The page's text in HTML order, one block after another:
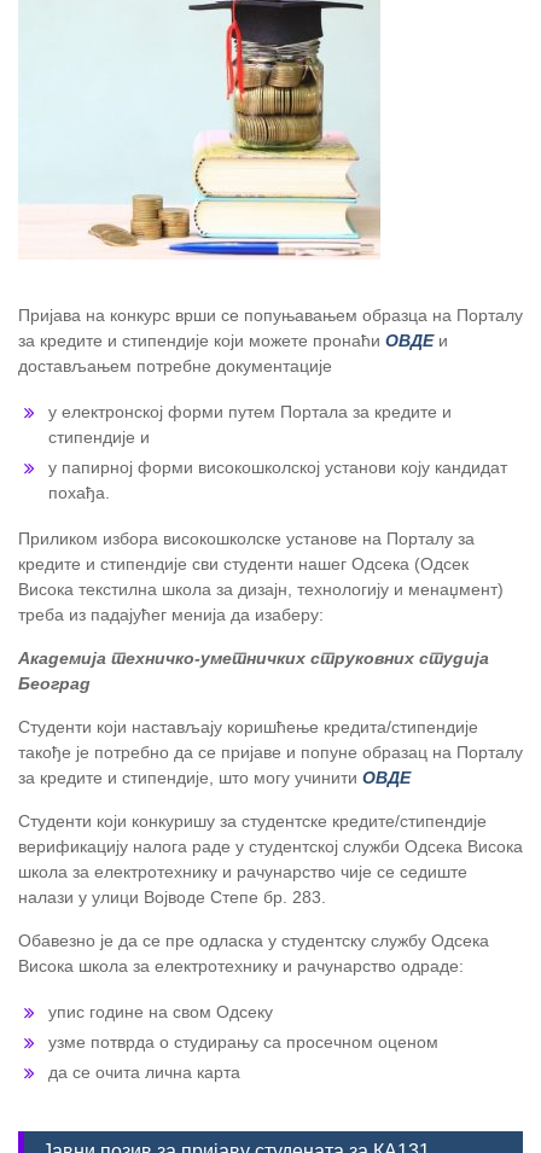
Пријава на конкурс врши се попуњавањем образца на Порталу
за кредите и стипендије који можете пронаћи ОВДЕ и
достављањем потребне документације
у електронској форми путем Портала за кредите и
стипендије и
у папирној форми високошколској установи коју кандидат
похађа.
Приликом избора високошколске установе на Порталу за
кредите и стипендије сви студенти нашег Одсека (Одсек
Висока текстилна школа за дизајн, технологију и менаџмент)
треба из падајућег менија да изаберу:
Академија техничко-уметничких струковних студија
Београд
Студенти који настављају коришћење кредита/стипендије
такође је потребно да се пријаве и попуне образац на Порталу
за кредите и стипендије, што могу учинити ОВДЕ
Студенти који конкуришу за студентске кредите/стипендије
верификацију налога раде у студентској служби Одсека Висока
школа за електротехнику и рачунарство чије се седиште
налази у улици Војводе Степе бр. 283.
Обавезно је да се пре одласка у студентску службу Одсека
Висока школа за електротехнику и рачунарство одраде:
упис године на свом Одсеку
узме потврда о студирању са просечном оценом
да се очита лична карта